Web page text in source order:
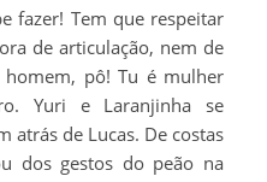
fazer! Tem que respeitar
de articulação, nem de
homem, pô! Tu é mulher
Yuri e Laranjinha se
atrás de Lucas. De costas
dos gestos do peão na